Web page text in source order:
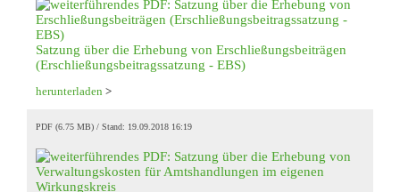
Satzung über die Erhebung von Erschließungsbeiträgen
(Erschließungsbeitragssatzung - EBS)
herunterladen >
PDF (6.75 MB) Stand: 19.09.2018 16:19